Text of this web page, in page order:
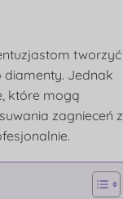
tworzyć
diamenty. Jednak
które mogą
zagnieceń z